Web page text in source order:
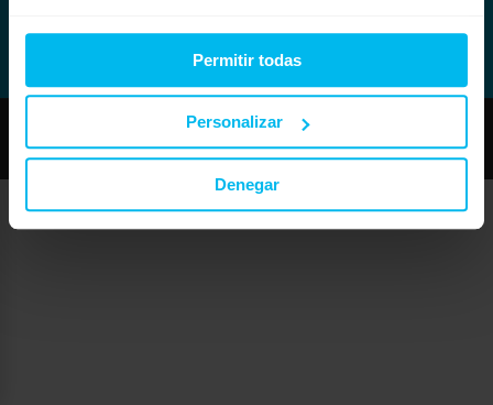
Permitir todas
Personalizar
Denegar